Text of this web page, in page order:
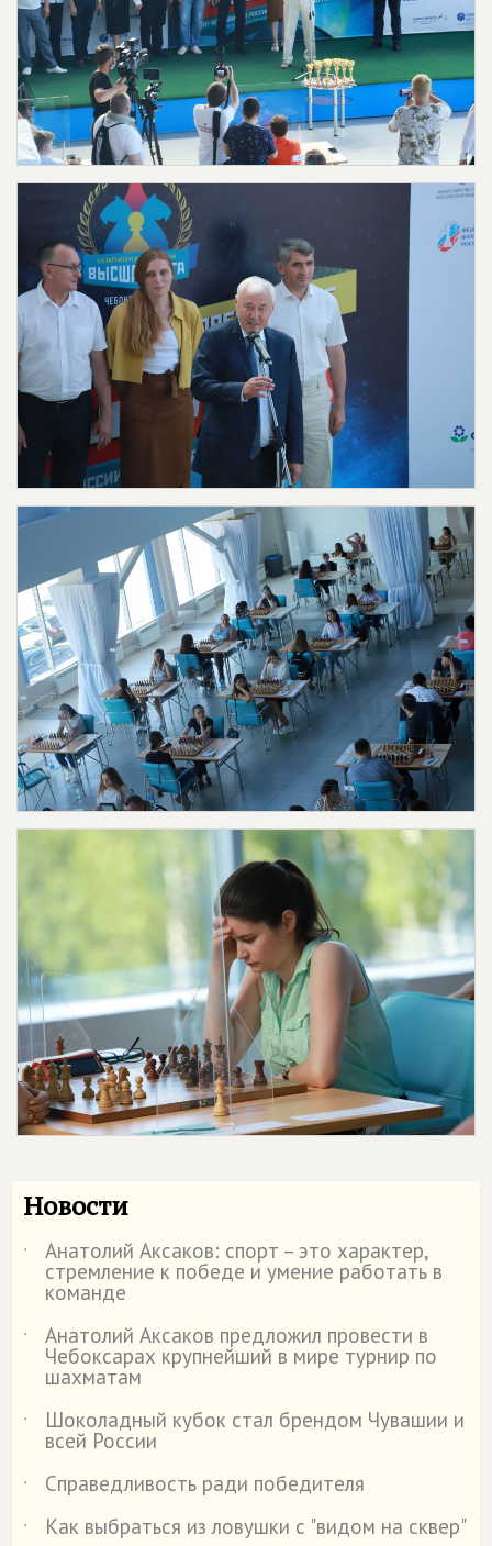
Новости
˙ Анатолий Аксаков: спорт – это характер,
стремление к победе и умение работать в
команде
˙
Анатолий Аксаков предложил провести в
Чебоксарах крупнейший в мире турнир по
шахматам
˙
Шоколадный кубок стал брендом Чувашии и
всей России
˙
Справедливость ради победителя
˙
Как выбраться из ловушки с "видом на сквер"